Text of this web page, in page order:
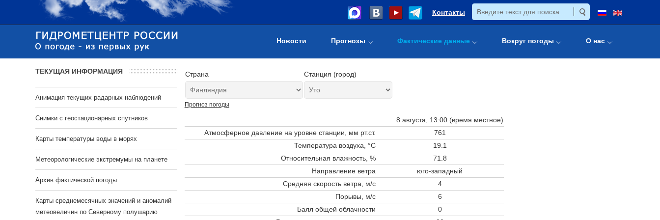
Контакты
Новости Прогнозы Фактические данные Вокруг погоды О нас
Страна Станция (город)
Прогноз погоды
8 августа, 13:00 (время местное)
Атмосферное давление на уровне станции, мм рт.ст.
761
Температура воздуха, °C
19.1
Относительная влажность, %
71.8
Направление ветра
юго-западный
Средняя скорость ветра, м/с
4
Порывы, м/с
6
Балл общей облачности
0
ТЕКУЩАЯ ИНФОРМАЦИЯ
Анимация текущих радарных наблюдений
Cнимки с геостационарных спутников
Карты температуры воды в морях
Метеорологические экстремумы на планете
Архив фактической погоды
Карты среднемесячных значений и аномалий
метеовеличин по Северному полушарию